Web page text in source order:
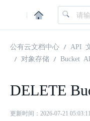
|
公有云文档中心 API
对象存储
Bucket
DELETE
更新时间：2026-07-21 05:03:11